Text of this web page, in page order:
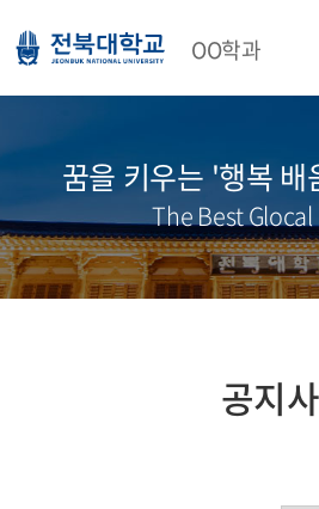
OO학과
꿈을 키우는 '행복
The Best
공지